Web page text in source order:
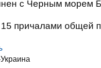
с Черным морем
15 причалами общей